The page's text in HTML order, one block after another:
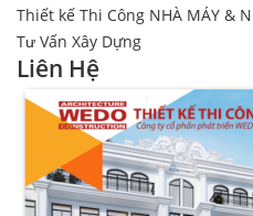
Thiết kế Thi Công NHÀ MÁY &
Tư Vấn Xây Dựng
Liên Hệ